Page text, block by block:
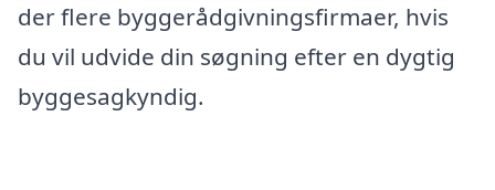
der flere byggerådgivningsfirmaer, hvis
du vil udvide din søgning efter en dygtig
byggesagkyndig.